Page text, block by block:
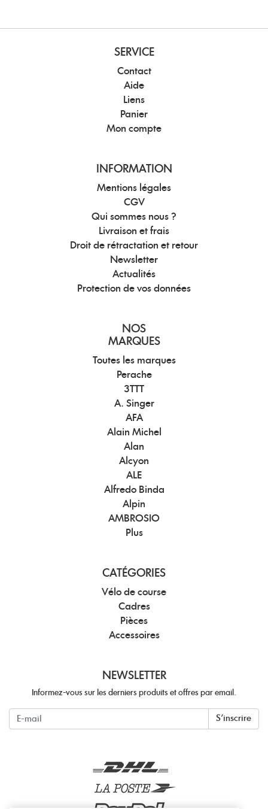
SERVICE
Contact
Aide
Liens
Panier
Mon compte
INFORMATION
Mentions légales
CGV
Qui sommes nous ?
Livraison et frais
Droit de rétractation et retour
Newsletter
Actualités
Protection de vos données
NOS
MARQUES
Toutes les marques
Perache
3TTT
A. Singer
AFA
Alain Michel
Alan
Alcyon
ALE
Alfredo Binda
Alpin
AMBROSIO
Plus
CATÉGORIES
Vélo de course
Cadres
Pièces
Accessoires
NEWSLETTER
Informez-vous sur les derniers produits et offres par email.
S'inscrire